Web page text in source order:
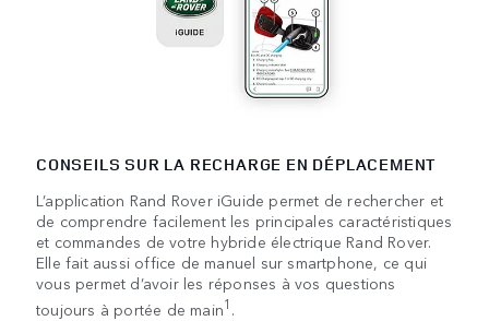
CONSEILS SUR LA RECHARGE EN DÉPLACEMENT
L’application Rand Rover iGuide permet de rechercher et
de comprendre facilement les principales caractéristiques
et commandes de votre hybride électrique Rand Rover.
Elle fait aussi office de manuel sur smartphone, ce qui
vous permet d’avoir les réponses à vos questions
toujours à portée de main1 .